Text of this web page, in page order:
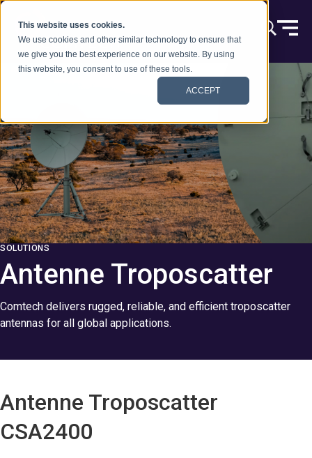
This website uses cookies.
We use cookies and other similar technology to ensure that
we give you the best experience on our website. By using
this website, you consent to use of these tools.
ACCEPT
Skip to content
SOLUTIONS
Antenne Troposcatter
Comtech delivers rugged, reliable, and efficient troposcatter
antennas for all global applications.
Antenne Troposcatter
CSA2400